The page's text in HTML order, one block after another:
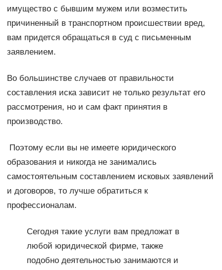
имущество с бывшим мужем или возместить
причиненный в транспортном происшествии вред,
вам придется обращаться в суд с письменным
заявлением.
Во большинстве случаев от правильности
составления иска зависит не только результат его
рассмотрения, но и сам факт принятия в
производство.
Поэтому если вы не имеете юридического
образования и никогда не занимались
самостоятельным составлением исковых заявлений
и договоров, то лучше обратиться к
профессионалам.
Сегодня такие услуги вам предложат в
любой юридической фирме, также
подобно деятельностью занимаются и